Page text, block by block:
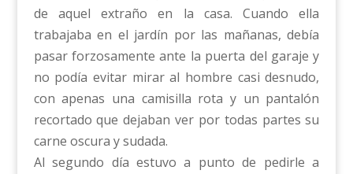
de aquel extraño en la casa. Cuando ella
trabajaba en el jardín por las mañanas, debía
pasar forzosamente ante la puerta del garaje y
no podía evitar mirar al hombre casi desnudo,
con apenas una camisilla rota y un pantalón
recortado que dejaban ver por todas partes su
carne oscura y sudada.
Al segundo día estuvo a punto de pedirle a